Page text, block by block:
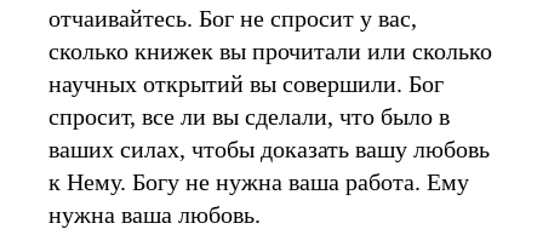
отчаивайтесь. Бог не спросит у вас,
сколько книжек вы прочитали или сколько
научных открытий вы совершили. Бог
спросит, все ли вы сделали, что было в
ваших силах, чтобы доказать вашу любовь
к Нему. Богу не нужна ваша работа. Ему
нужна ваша любовь.